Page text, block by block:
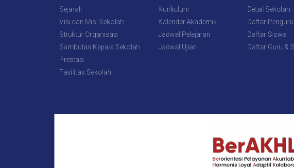
Sejarah
Visi dan Misi Sekolah
Struktur Organisasi
Sambutan Kepala Sekolah
Prestasi
Fasilitas Sekolah
Kurikulum
Kalender Akademik
Jadwal Pelajaran
Jadwal Ujian
Detail Sekolah
Daftar
Daftar Siswa
Daftar Guru &